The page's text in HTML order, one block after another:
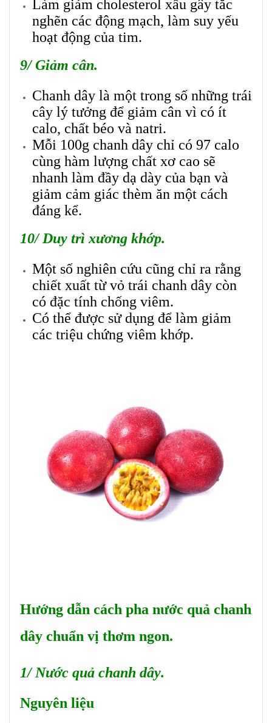
Làm giảm cholesterol xấu gây tắc
nghẽn các động mạch, làm suy yếu
hoạt động của tim.
9/ Giảm cân.
Chanh dây là một trong số những trái
cây lý tưởng để giảm cân vì có ít
calo, chất béo và natri.
Mỗi 100g chanh dây chỉ có 97 calo
cùng hàm lượng chất xơ cao sẽ
nhanh làm đầy dạ dày của bạn và
giảm cảm giác thèm ăn một cách
đáng kể.
10/ Duy trì xương khớp.
Một số nghiên cứu cũng chỉ ra rằng
chiết xuất từ vỏ trái chanh dây còn
có đặc tính chống viêm.
Có thể được sử dụng để làm giảm
các triệu chứng viêm khớp.
Hướng dẫn cách pha nước quả chanh
dây chuẩn vị thơm ngon.
1/ Nước quả chanh dây.
Nguyên liệu